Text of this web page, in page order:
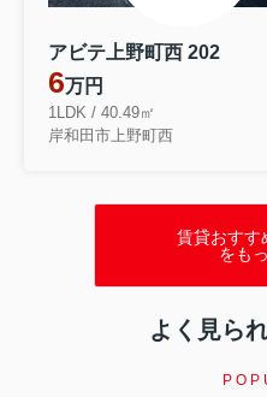
アビテ上野町西 202
6万円
1LDK / 40.49㎡
岸和田市上野町西
賃貸おすす
をも
よく見ら